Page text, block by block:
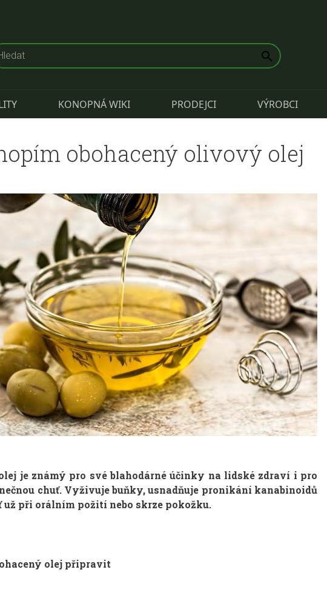
KONOPNÁ WIKI PRODEJCI VÝROBCI
obohacený olivový olej
je známý pro své blahodárné účinky na lidské zdraví i pro
chuť. Vyživuje buňky, usnadňuje pronikání kanabinoidů
už při orálním požití nebo skrze pokožku.
olej připravit